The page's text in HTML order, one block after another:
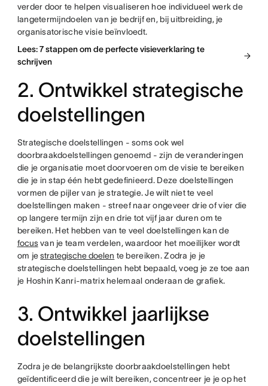
verder door te helpen visualiseren hoe individueel werk de
langetermijndoelen van je bedrijf en, bij uitbreiding, je
organisatorische visie beïnvloedt.
Lees: 7 stappen om de perfecte visieverklaring te
schrijven
2. Ontwikkel strategische
doelstellingen
Strategische doelstellingen - soms ook wel
doorbraakdoelstellingen genoemd - zijn de veranderingen
die je organisatie moet doorvoeren om de visie te bereiken
die je in stap één hebt gedefinieerd. Deze doelstellingen
vormen de pijler van je strategie. Je wilt niet te veel
doelstellingen maken - streef naar ongeveer drie of vier die
op langere termijn zijn en drie tot vijf jaar duren om te
bereiken. Het hebben van te veel doelstellingen kan de
focusvan je team verdelen, waardoor het moeilijker wordt
om jestrategische doelen te bereiken. Zodra je je
strategische doelstellingen hebt bepaald, voeg je ze toe aan
je Hoshin Kanri-matrix helemaal onderaan de grafiek.
3. Ontwikkel jaarlijkse
doelstellingen
Zodra je de belangrijkste doorbraakdoelstellingen hebt
geïdentificeerd die je wilt bereiken, concentreer je je op het